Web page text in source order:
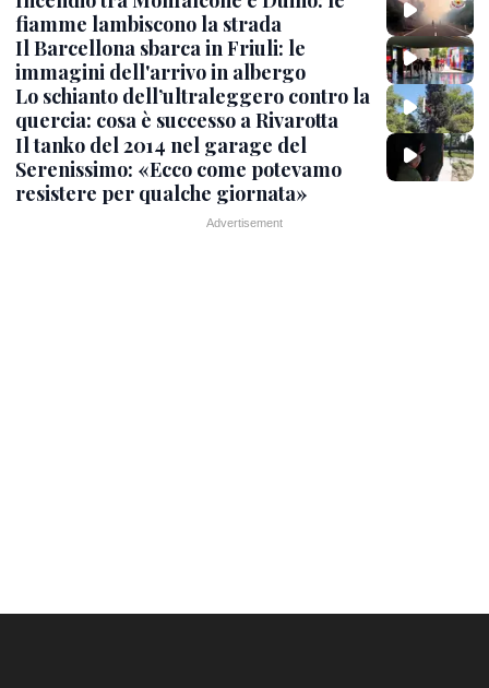
fiamme lambiscono la strada
Il Barcellona sbarca in Friuli: le
immagini dell'arrivo in albergo
Lo schianto dell’ultraleggero contro la
quercia: cosa è successo a Rivarotta
Il tanko del 2014 nel garage del
Serenissimo: «Ecco come potevamo
resistere per qualche giornata»